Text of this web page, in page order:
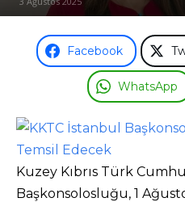
Facebook
WhatsApp
Kuzey Kıbrıs Türk
Başkonsolosluğu, 1